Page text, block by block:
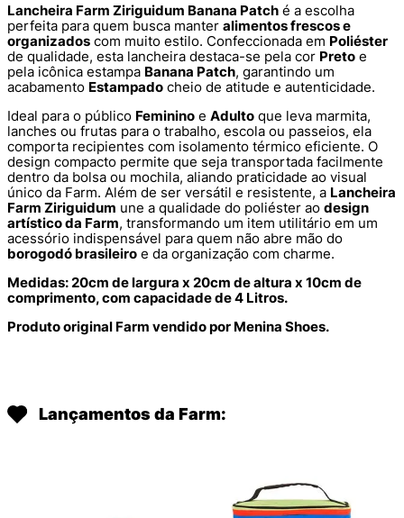
Lancheira Farm Ziriguidum Banana Patch é a escolha
perfeita para quem busca manter alimentos frescos e
organizados com muito estilo. Confeccionada em Poliéster
de qualidade, esta lancheira destaca-se pela cor Preto e
pela icônica estampa Banana Patch, garantindo um
acabamento Estampado cheio de atitude e autenticidade.
Ideal para o público Feminino e Adulto que leva marmita,
lanches ou frutas para o trabalho, escola ou passeios, ela
comporta recipientes com isolamento térmico eficiente. O
design compacto permite que seja transportada facilmente
dentro da bolsa ou mochila, aliando praticidade ao visual
único da Farm. Além de ser versátil e resistente, a Lancheira
Farm Ziriguidum une a qualidade do poliéster ao design
artístico da Farm, transformando um item utilitário em um
acessório indispensável para quem não abre mão do
borogodó brasileiro e da organização com charme.
Medidas: 20cm de largura x 20cm de altura x 10cm de
comprimento, com capacidade de 4 Litros.
Produto original Farm vendido por Menina Shoes.
Lançamentos da Farm: